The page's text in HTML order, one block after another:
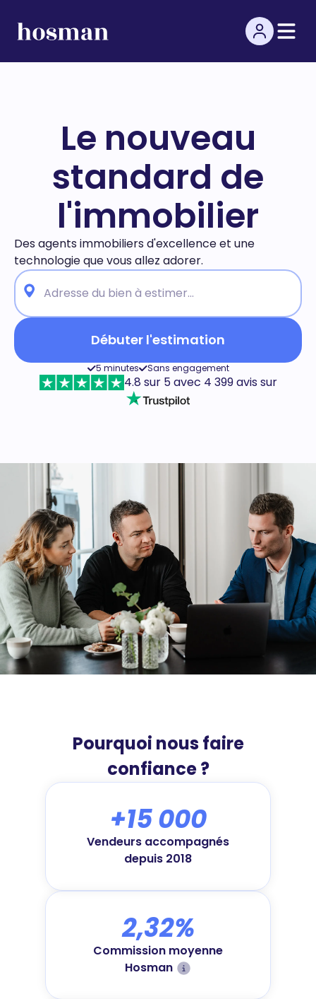
Le nouveau
standard de
l'immobilier
Des agents immobiliers d'excellence et une
technologieque vous allez adorer.
Débuter l'estimation
5 minutes Sans engagement
4.8 sur 5 avec 4 399 avis sur
Pourquoi nous faire
confiance ?
+15 000
Vendeurs accompagnés
depuis 2018
2,32%
Commission moyenne
Hosman